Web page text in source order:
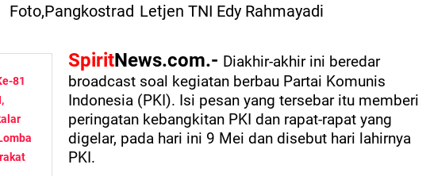
Foto,Pangkostrad Letjen TNI Edy Rahmayadi
81
SpiritNews.com.- Diakhir-akhir ini beredar
broadcast soal kegiatan berbau Partai Komunis
Indonesia (PKI). Isi pesan yang tersebar itu memberi
peringatan kebangkitan PKI dan rapat-rapat yang
digelar, pada hari ini 9 Mei dan disebut hari lahirnya
PKI.